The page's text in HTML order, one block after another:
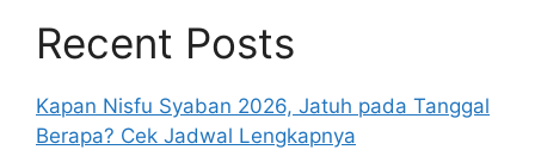
Recent Posts
Kapan Nisfu Syaban 2026, Jatuh pada Tanggal
Berapa? Cek Jadwal Lengkapnya